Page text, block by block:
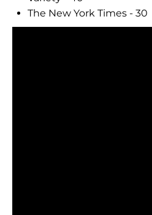
The New York Times - 30